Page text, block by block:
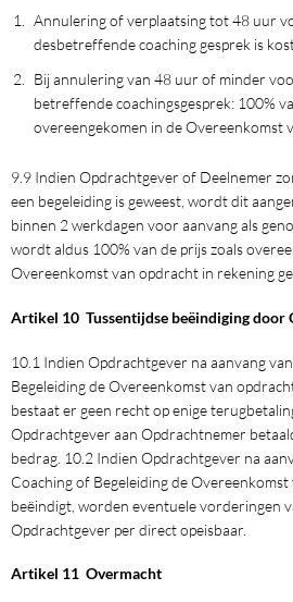
Annulering of verplaatsing tot 48 uur
desbetreffende coaching gesprek is
Bij annulering van 48 uur of minder
betreffende coachingsgesprek: 100%
overeengekomen in de Overeenkomst
9.9 Indien Opdrachtgever of Deelnemer
een begeleiding is geweest, wordt dit
binnen 2 werkdagen voor aanvang als
wordt aldus 100% van de prijs zoals
Overeenkomst van opdracht in rekening
Artikel 10 Tussentijdse beëindiging door
10.1 Indien Opdrachtgever na aanvang
Begeleiding de Overeenkomst van
bestaat er geen recht op enige
Opdrachtgever aan Opdrachtnemer
bedrag. 10.2 Indien Opdrachtgever na
Coaching of Begeleiding de
beëindigt, worden eventuele vorderingen
Opdrachtgever per direct opeisbaar.
Artikel 11 Overmacht